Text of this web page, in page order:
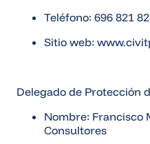
Teléfono: 696 821
Sitio web:
Delegado de Protección
Nombre: Francisco
Consultores